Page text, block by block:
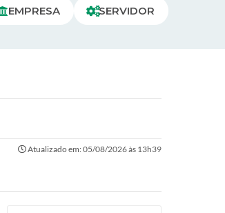
EMPRESA SERVIDOR
Atualizado em: 05/08/2026 às 13h39